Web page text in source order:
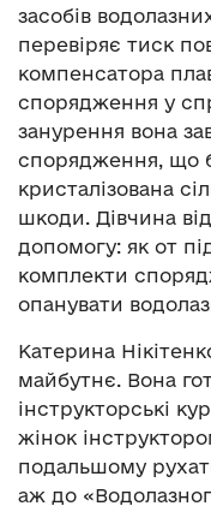
засобів
перевіряє тиск
компенсатора
спорядження у
занурення вона
спорядження, що
кристалізована
шкоди. Дівчина
допомогу: як от
комплекти
опанувати
Катерина
майбутнє. Вона
інструкторські
жінок
подальшому
аж до